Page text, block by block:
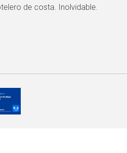
de costa. Inolvidable.